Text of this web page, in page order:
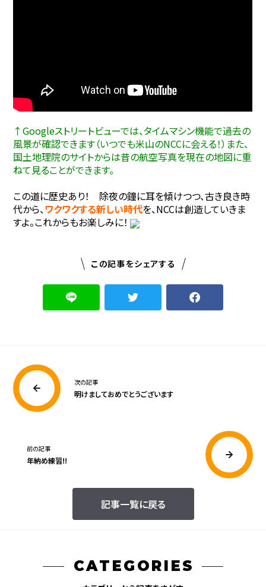
↑Googleストリートビューでは、タイムマシン機能で過去の
風景が確認できます（いつでも米山のNCCに会える！）また、
国土地理院のサイトからは昔の航空写真を現在の地図に重
ねて見ることができます。
この道に歴史あり！ 除夜の鐘に耳を傾けつつ、古き良き時
代から、ワクワクする新しい時代を、NCCは創造していきま
すよ。これからもお楽しみに！
この記事をシェアする
次の記事
明けましておめでとうございます
記事一覧に戻る
前の記事
年納め練習!!
CATEGORIES